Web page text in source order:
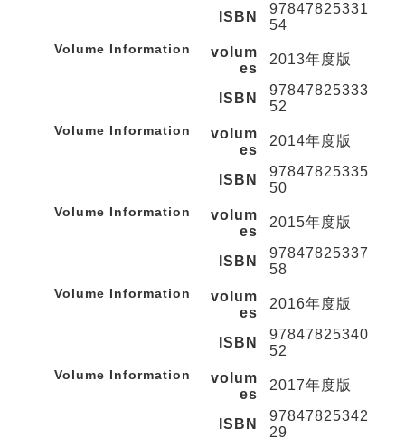
ISBN
97847825331
54
Volume Information
volum
es
2013年度版
ISBN
97847825333
52
Volume Information
volum
es
2014年度版
ISBN
97847825335
50
Volume Information
volum
es
2015年度版
ISBN
97847825337
58
Volume Information
volum
es
2016年度版
ISBN
97847825340
52
Volume Information
volum
es
2017年度版
ISBN
97847825342
29